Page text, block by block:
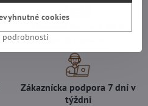
Zákaznícka podpora 7 dní v
týždni
podrobnosti
cookies